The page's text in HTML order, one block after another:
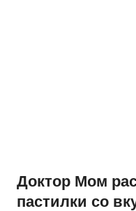
Доктор Мом
пастилки со